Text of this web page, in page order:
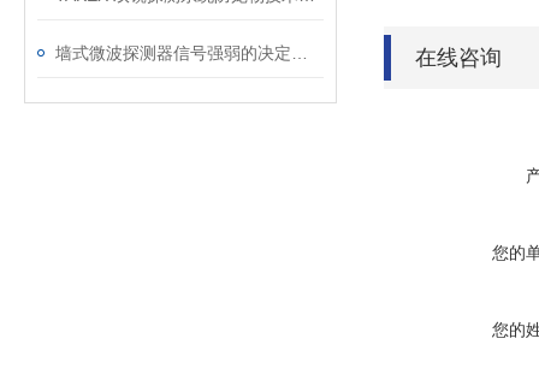
在线咨询
您的
您的